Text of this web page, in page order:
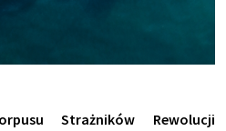
Strażników Rewolucji